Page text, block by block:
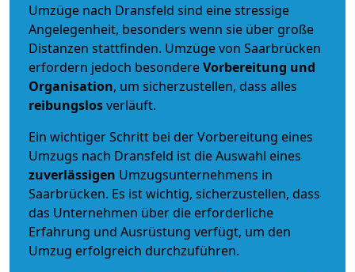
Umzüge nach Dransfeld sind eine stressige
Angelegenheit, besonders wenn sie über große
Distanzen stattfinden. Umzüge von Saarbrücken
erfordern jedoch besondereVorbereitung und
Organisation, um sicherzustellen, dass alles
reibungslosverläuft.
Ein wichtiger Schritt bei der Vorbereitung eines
Umzugs nach Dransfeld ist die Auswahl eines
zuverlässigen Umzugsunternehmens in
Saarbrücken. Es ist wichtig, sicherzustellen, dass
das Unternehmen über die erforderliche
Erfahrung und Ausrüstung verfügt, um den
Umzug erfolgreich durchzuführen.